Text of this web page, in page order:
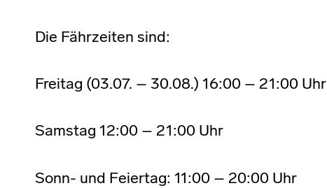
Die Fährzeiten sind:
Freitag (03.07. – 30.08.) 16:00 – 21:00 Uhr
Samstag 12:00 – 21:00 Uhr
Sonn- und Feiertag: 11:00 – 20:00 Uhr